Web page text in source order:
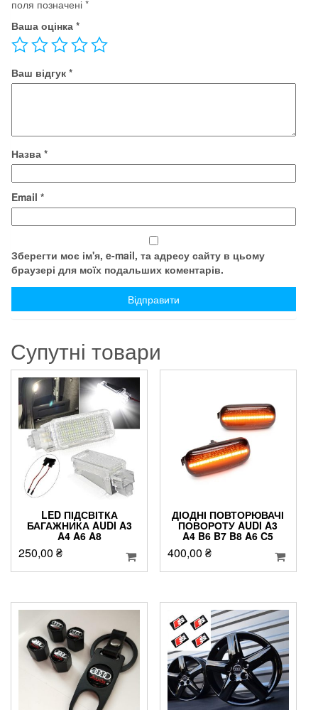
поля позначені *
Ваша оцінка *
Ваш відгук *
Назва *
Email *
Зберегти моє ім'я, e-mail, та адресу сайту в цьому
браузері для моїх подальших коментарів.
Супутні товари
LED ПІДСВІТКА
БАГАЖНИКА AUDI A3
A4 A6 A8
250,00 ₴
ДІОДНІ ПОВТОРЮВАЧІ
ПОВОРОТУ AUDI A3
A4 B6 B7 B8 A6 C5
400,00 ₴